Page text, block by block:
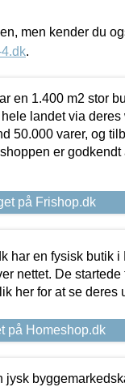
men kender du
.
en 1.400 m2 stor
landet via deres
50.000 varer, og
er
på Frishop.dk
har en fysisk butik
nettet. De
her for at se deres
på Homeshop.dk
jysk